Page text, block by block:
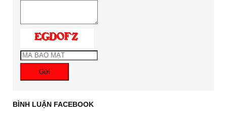
Gửi
BÌNH LUẬN FACEBOOK